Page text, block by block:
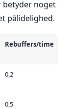
betyder noget
pålidelighed.
Rebuffers/time
0,2
0,5